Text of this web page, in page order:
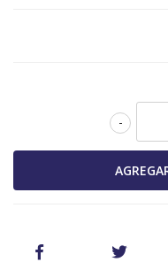
-